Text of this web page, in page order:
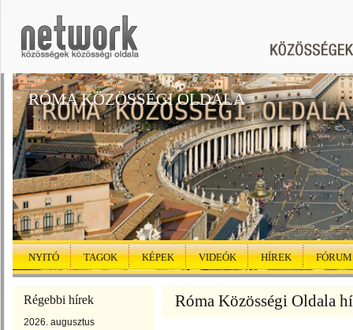
RÓMA KÖZÖSSÉGI OLDALA
NYITÓ TAGOK KÉPEK VIDEÓK HÍREK FÓRUM
Régebbi hírek
2026. augusztus
Róma Közösségi Oldala